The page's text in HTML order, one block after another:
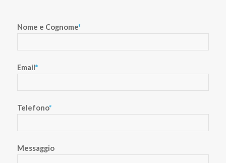
Nome e Cognome*
Email*
Telefono*
Messaggio